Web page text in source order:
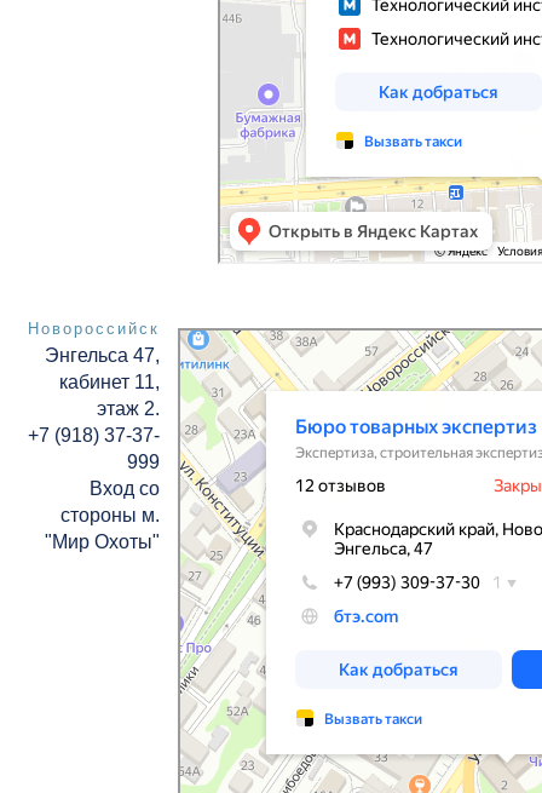
Новороссийск
Энгельса 47,
кабинет 11,
этаж 2.
+7 (918) 37-37-
999
Вход со
стороны м.
"Мир Охоты"
Бюро товарных экспертиз
Экспертиза в Новороссийске
Строительная экспертиза и технадзор в